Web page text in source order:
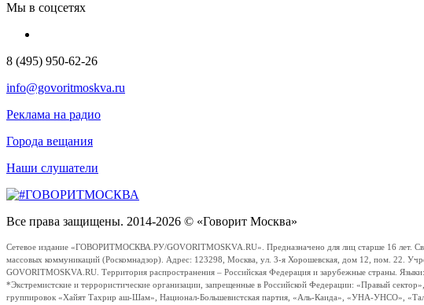
Мы в соцсетях
8 (495) 950-62-26
info@govoritmoskva.ru
Реклама на радио
Города вещания
Наши слушатели
Все права защищены. 2014-2026 © «Говорит Москва»
Сетевое издание «ГОВОРИТМОСКВА.РУ/GOVORITMOSKVA.RU». Предназначено для лиц старше 16 лет.
массовых коммуникаций (Роскомнадзор). Адрес: 123298, Москва, ул. 3-я Хорошевская, дом 12, пом. 22.
GOVORITMOSKVA.RU. Территория распространения – Российская Федерация и зарубежные страны.
*Экстремистские и террористические организации, запрещенные в Российской Федерации: «Правый
группировок «Хайят Тахрир аш-Шам», Национал-Большевистская партия, «Аль-Каида», «УНА-УНСО»,